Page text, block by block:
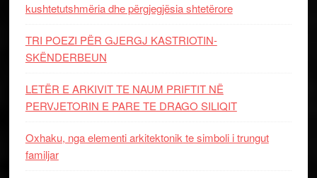
kushtetutshmëria dhe përgjegjësia shtetërore
TRI POEZI PËR GJERGJ KASTRIOTIN-
SKËNDERBEUN
LETËR E ARKIVIT TE NAUM PRIFTIT NË
PERVJETORIN E PARE TE DRAGO SILIQIT
Oxhaku, nga elementi arkitektonik te simboli i trungut
familjar